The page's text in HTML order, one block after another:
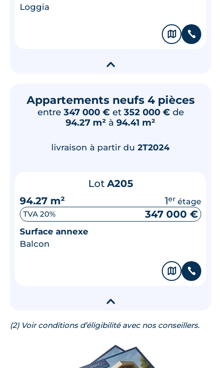
Loggia
🗞 📞
▾
Appartements neufs 4 pièces
entre 347 000 € et 352 000 € de
94.27 m² à 94.41 m²
livraison à partir du 2T2024
Lot A205
94.27 m²
1er étage
TVA 20% 347 000 €
Surface annexe
Balcon
🗞 📞
▾
(2) Voir conditions d’éligibilité avec nos conseillers.